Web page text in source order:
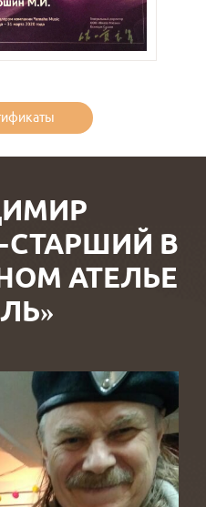
СТАРШИЙ В
АТЕЛЬЕ